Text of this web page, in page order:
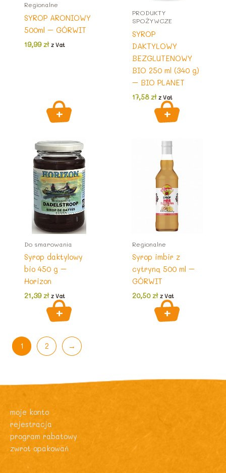
Regionalne
SYROP ARONIOWY
500ml – GÓRWIT
19,99zł z Vat
PRODUKTY
SPOŻYWCZE
SYROP
DAKTYLOWY
BEZGLUTENOWY
BIO 250 ml (340 g)
– BIO PLANET
17,58zł z Vat
Do smarowania
Syrop daktylowy
bio 450 g –
Horizon
21,39zł z Vat
Regionalne
Syrop imbir z
cytryną 500 ml –
GÓRWIT
20,50zł z Vat
1 2 →
moje konto
rejestracja
program rabatowy
zwrot opakowań